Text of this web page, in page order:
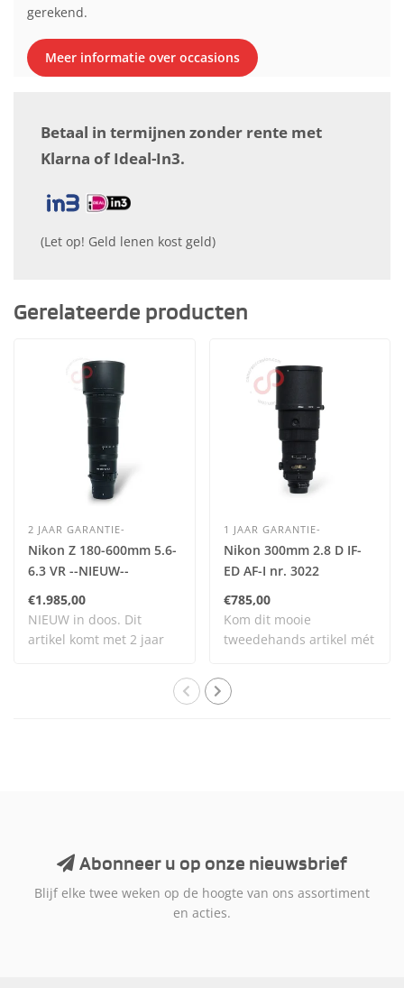
gerekend.
Meer informatie over occasions
Betaal in termijnen zonder rente met
Klarna of Ideal-In3.
(Let op! Geld lenen kost geld)
Gerelateerde producten
2 JAAR GARANTIE-
Nikon Z 180-600mm 5.6-
6.3 VR --NIEUW--
€1.985,00
NIEUW in doos. Dit
artikel komt met 2 jaar
1 JAAR GARANTIE-
Nikon 300mm 2.8 D IF-
ED AF-I nr. 3022
€785,00
Kom dit mooie
tweedehands artikel mét
Abonneer u op onze nieuwsbrief
Blijf elke twee weken op de hoogte van ons assortiment
en acties.